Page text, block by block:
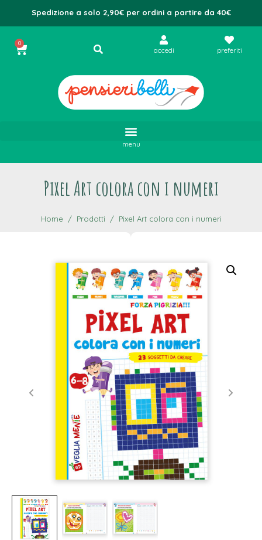
Spedizione a solo 2,90€ per ordini a partire da 40€
0
accedi preferiti
menu
Pixel Art colora con i numeri
Home Prodotti Pixel Art colora con i numeri